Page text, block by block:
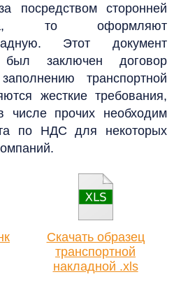
посредством сторонней
то оформляют
Этот документ
был заключен договор
транспортной
жесткие требования,
числе прочих необходим
по НДС для некоторых
Скачать образец
транспортной
накладной .xls